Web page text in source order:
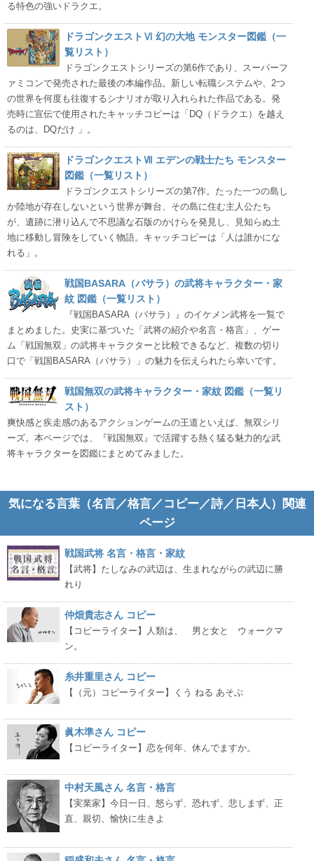
る特色の強いドラクエ。
ドラゴンクエストⅥ 幻の大地 モンスター図鑑（一
覧リスト）
ドラゴンクエストシリーズの第6作であり、スーパーフ
ァミコンで発売された最後の本編作品。新しい転職システムや、2つ
の世界を何度も往復するシナリオが取り入れられた作品である。発
売時に宣伝で使用されたキャッチコピーは「DQ（ドラクエ）を越え
るのは、DQだけ 」。
ドラゴンクエストⅦ エデンの戦士たち モンスター
図鑑（一覧リスト）
ドラゴンクエストシリーズの第7作。たった一つの島し
か陸地が存在しないという世界が舞台、その島に住む主人公たち
が、遺跡に潜り込んで不思議な石版のかけらを発見し、見知らぬ土
地に移動し冒険をしていく物語。キャッチコピーは「人は誰かにな
れる」。
戦国BASARA（バサラ）の武将キャラクター・家
紋 図鑑（一覧リスト）
『戦国BASARA（バサラ）』のイケメン武将を一覧で
まとめました。史実に基づいた「武将の紹介や名言・格言」、ゲー
ム「戦国無双」の武将キャラクターと比較できるなど、複数の切り
口で「戦国BASARA（バサラ）」の魅力を伝えられたら幸いです。
戦国無双の武将キャラクター・家紋 図鑑（一覧リ
スト）
爽快感と疾走感のあるアクションゲームの王道といえば、無双シリ
ーズ。本ページでは、『戦国無双』で活躍する熱く猛る魅力的な武
将キャラクターを図鑑にまとめてみました。
気になる言葉（名言／格言／コピー／詩／日本人）関連
ページ
戦国武将 名言・格言・家紋
【武将】たしなみの武辺は、生まれながらの武辺に勝
れり
仲畑貴志さん コピー
【コピーライター】人類は、 男と女と ウォークマ
ン。
糸井重里さん コピー
【（元）コピーライター】くう ねる あそぶ
眞木準さん コピー
【コピーライター】恋を何年、休んでますか。
中村天風さん 名言・格言
【実業家】今日一日、怒らず、恐れず、悲しまず、正
直、親切、愉快に生きよ